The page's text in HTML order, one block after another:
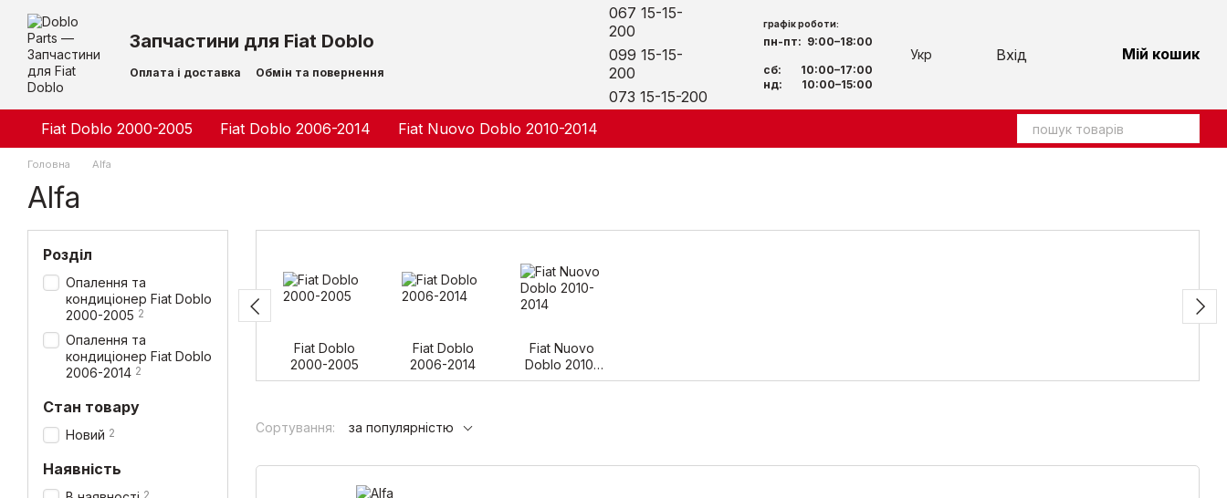
Перейти до основного контенту
Запчастини для Fiat Doblo
Оплата і доставка
Обмін та повернення
067 15-15-
200
099 15-15-
200
073 15-15-200
графік роботи:
пн-пт: 9:00–18:00
сб: 10:00–17:00
нд: 10:00–15:00
Укр Вхід Мій кошик
Fiat Doblo 2000-2005 Fiat Doblo 2006-2014 Fiat Nuovo Doblo 2010-2014
Головна Alfa
Alfa
Fiat Doblo
2000-2005
Fiat Doblo
2006-2014
Fiat Nuovo
Doblo 2010-
2014
Сортування: за популярністю
Розділ
Опалення та
кондиціонер Fiat Doblo
2000-2005 2
Опалення та
кондиціонер Fiat Doblo
2006-2014 2
Стан товару
Новий 2
Наявність
2